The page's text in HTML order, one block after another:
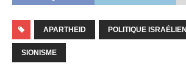
APARTHEID POLITIQUE
SIONISME